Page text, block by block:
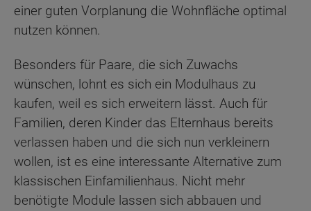
einer guten Vorplanung die Wohnfläche optimal
nutzen können.
Besonders für Paare, die sich Zuwachs
wünschen, lohnt es sich ein Modulhaus zu
kaufen, weil es sich erweitern lässt. Auch für
Familien, deren Kinder das Elternhaus bereits
verlassen haben und die sich nun verkleinern
wollen, ist es eine interessante Alternative zum
klassischen Einfamilienhaus. Nicht mehr
benötigte Module lassen sich abbauen und